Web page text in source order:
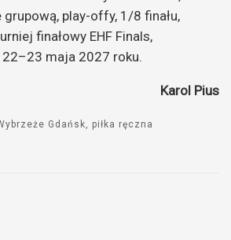
play-offy, 1/8 finału,
finałowy EHF Finals,
maja 2027 roku.
Karol Pius
Gdańsk piłka ręczna